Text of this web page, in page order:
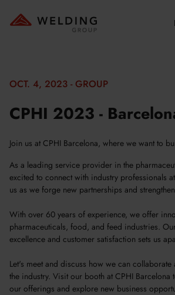
OCT. 4, 2023 - GROUP
CPHI 2023 -
Join us at CPHI Barcelona, where we want to
As a leading service provider in the
excited to connect with industry professionals
us as we forge new partnerships and
With over 60 years of experience, we offer
pharmaceuticals, food, and feed industries.
excellence and customer satisfaction sets us
Let's meet and discuss how we can
the industry. Visit our booth at CPHI Barcelona
our offerings and explore new business